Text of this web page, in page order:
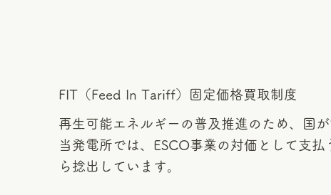
FIT（Feed In Tariff）固定価格買取制度
再生可能エネルギーの普及推進のため、国
当発電所では、ESCO事業の対価として支
ら捻出しています。